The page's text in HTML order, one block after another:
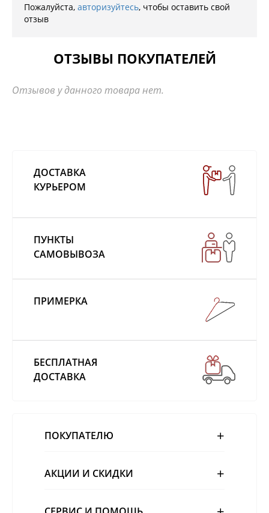
Пожалуйста, авторизуйтесь, чтобы оставить свой
отзыв
ОТЗЫВЫ ПОКУПАТЕЛЕЙ
Отзывов у данного товара нет.
ДОСТАВКА
КУРЬЕРОМ
ПУНКТЫ
САМОВЫВОЗА
ПРИМЕРКА
БЕСПЛАТНАЯ
ДОСТАВКА
ПОКУПАТЕЛЮ
АКЦИИ И СКИДКИ